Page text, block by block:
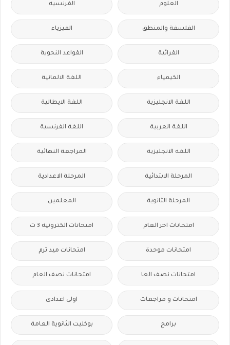
العلوم الفرنسيه
الفلسفة والمنطق الفيزياء
القرائية القواعد النحوية
الكيمياء اللغة الالمانية
اللغة الانجليزية اللغة الايطالية
اللغة العربية اللغة الفرنسية
اللغه الانجليزية المراجعة النهائية
المرحلة الابتدائية المرحلة الاعدادية
المرحلة الثانوية المعلمين
امتحانات اخر العام امتحانات الكترونيه 3 ث
امتحانات موحدة امتحانات ميد ترم
امتحانات نصف العا امتحانات نصف العام
امتحانات و مراجعات اولى اعدادى
برامج بوكليت الثانوية العامة